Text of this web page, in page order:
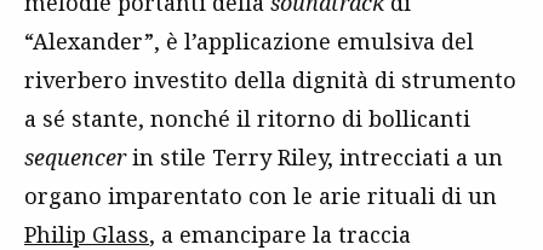
“Alexander”, è l’applicazione emulsiva del
riverbero investito della dignità di strumento
a sé stante, nonché il ritorno di bollicanti
sequencerin stile Terry Riley, intrecciati a un
organo imparentato con le arie rituali di un
Philip Glass, a emancipare la traccia